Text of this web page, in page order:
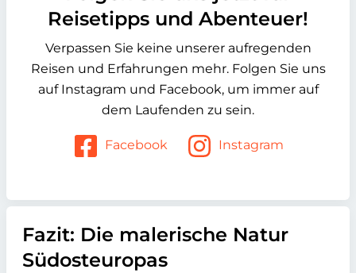
Reisetipps und Abenteuer!
Verpassen Sie keine unserer aufregenden
Reisen und Erfahrungen mehr. Folgen Sie uns
auf Instagram und Facebook, um immer auf
dem Laufenden zu sein.
Facebook Instagram
Fazit: Die malerische Natur
Südosteuropas